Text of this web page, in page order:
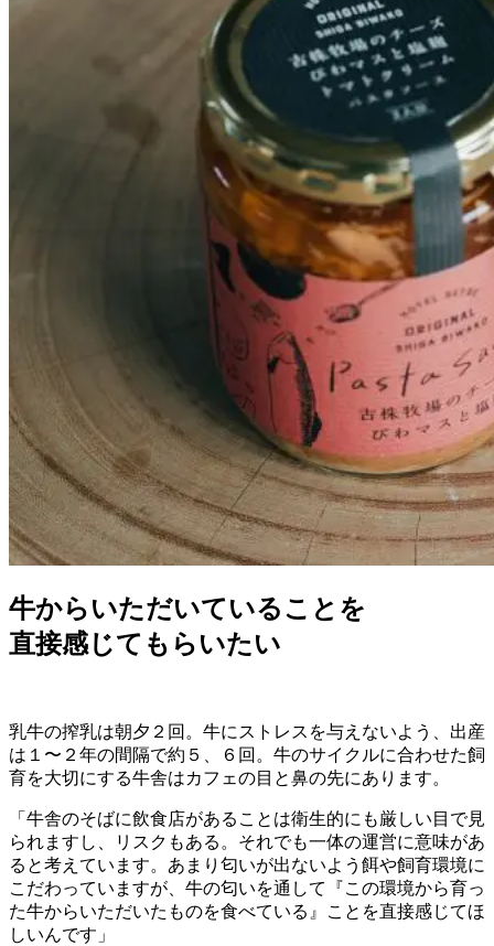
牛からいただいていることを
直接感じてもらいたい
乳牛の搾乳は朝夕２回。牛にストレスを与えないよう、出産
は１〜２年の間隔で約５、６回。牛のサイクルに合わせた飼
育を大切にする牛舎はカフェの目と鼻の先にあります。
「牛舎のそばに飲食店があることは衛生的にも厳しい目で見
られますし、リスクもある。それでも一体の運営に意味があ
ると考えています。あまり匂いが出ないよう餌や飼育環境に
こだわっていますが、牛の匂いを通して『この環境から育っ
た牛からいただいたものを食べている』ことを直接感じてほ
しいんです」